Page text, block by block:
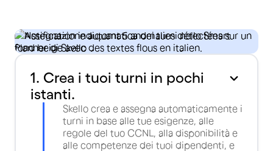
1. Crea i tuoi turni in pochi
istanti.
Skello crea e assegna automaticamente i
turni in base alle tue esigenze, alle
regole del tuo CCNL, alla disponibilità e
alle competenze dei tuoi dipendenti, e